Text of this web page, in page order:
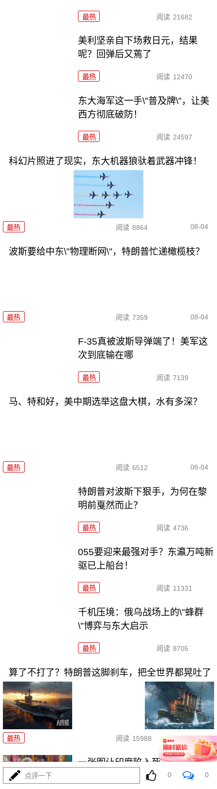
最热 阅读 21682
美利坚亲自下场救日元，结果
呢？回弹后又蔫了
最热 阅读 12470
东大海军这一手\"普及牌\"，让美
西方彻底破防！
最热 阅读 24597
科幻片照进了现实，东大机器狼驮着武器冲锋！
最热 阅读 8864 08-04
波斯要给中东\"物理断网\"，特朗普忙递橄榄枝？
最热 阅读 7359 08-04
F-35真被波斯导弹端了！美军这
次到底输在哪
最热 阅读 7139
马、特和好，美中期选举这盘大棋，水有多深？
最热 阅读 6512 08-04
特朗普对波斯下狠手，为何在黎
明前戛然而止？
最热 阅读 4736
055要迎来最强对手？东瀛万吨新
驱已上船台！
最热 阅读 11331
千机压境：俄乌战场上的\"蜂群
\"博弈与东大启示
最热 阅读 8705
算了不打了？特朗普这脚刹车，把全世界都晃吐了
最热 阅读 15988 08-03
一张图让印度陷入死寂，五枚金
牌背后的终极真相
点评一下 0 0